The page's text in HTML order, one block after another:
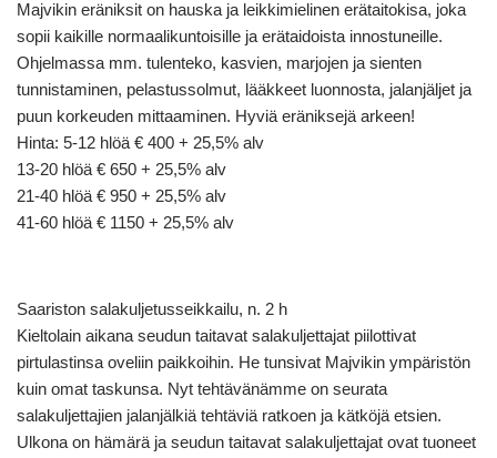
Majvikin eräniksit on hauska ja leikkimielinen erätaitokisa, joka
sopii kaikille normaalikuntoisille ja erätaidoista innostuneille.
Ohjelmassa mm. tulenteko, kasvien, marjojen ja sienten
tunnistaminen, pelastussolmut, lääkkeet luonnosta, jalanjäljet ja
puun korkeuden mittaaminen. Hyviä eräniksejä arkeen!
Hinta: 5-12 hlöä € 400 + 25,5% alv
13-20 hlöä € 650 + 25,5% alv
21-40 hlöä € 950 + 25,5% alv
41-60 hlöä € 1150 + 25,5% alv
Saariston salakuljetusseikkailu, n. 2 h
Kieltolain aikana seudun taitavat salakuljettajat piilottivat
pirtulastinsa oveliin paikkoihin. He tunsivat Majvikin ympäristön
kuin omat taskunsa. Nyt tehtävänämme on seurata
salakuljettajien jalanjälkiä tehtäviä ratkoen ja kätköjä etsien.
Ulkona on hämärä ja seudun taitavat salakuljettajat ovat tuoneet